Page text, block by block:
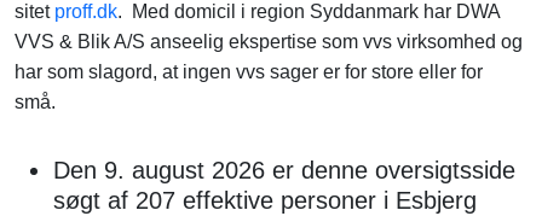
sitet proff.dk. Med domicil i region Syddanmark har DWA
VVS & Blik A/S anseelig ekspertise som vvs virksomhed og
har som slagord, at ingen vvs sager er for store eller for
små.
Den 9. august 2026 er denne oversigtsside
søgt af 207 effektive personer i Esbjerg